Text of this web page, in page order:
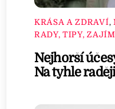
KRÁSA A ZDRAVÍ,
RADY, TIPY,
Nejhorší
Na tyhle